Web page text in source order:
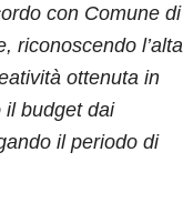
con Comune di
riconoscendo l’alta
ottenuta in
il budget dai
il periodo di